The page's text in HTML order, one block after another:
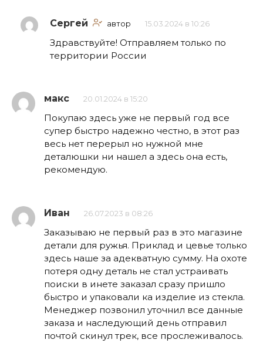
Сергей автор 15.03.2024 в 10:26
Здравствуйте! Отправляем только по
территории России
макс 20.01.2024 в 15:20
Покупаю здесь уже не первый год все
супер быстро надежно честно, в этот раз
весь нет перерыл но нужной мне
деталюшки ни нашел а здесь она есть,
рекомендую.
Иван 26.07.2023 в 08:26
Заказываю не первый раз в это магазине
детали для ружья. Приклад и цевье только
здесь наше за адекватную сумму. На охоте
потеря одну деталь не стал устраивать
поиски в инете заказал сразу пришло
быстро и упаковали ка изделие из стекла.
Менеджер позвонил уточнил все данные
заказа и наследующий день отправил
почтой скинул трек, все прослеживалось.